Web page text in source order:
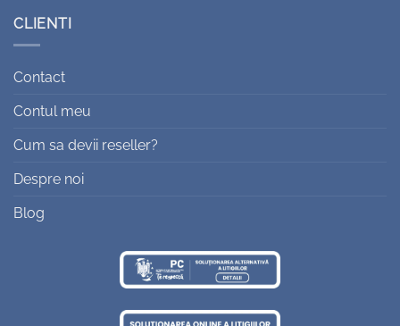
CLIENTI
Contact
Contul meu
Cum sa devii reseller?
Despre noi
Blog